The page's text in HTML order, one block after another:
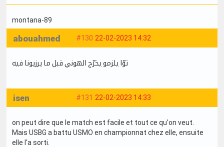
montana-89
#130 22-02-2023 14:32
abouahmed
توّا يلزمو يخرّج الهوني قبل ما يرزيونا فيه
#131 22-02-2023 14:33
isen
on peut dire que le match est facile et tout ce qu'on veut.
Mais USBG a battu USMO en championnat chez elle, ensuite
elle l'a sorti.